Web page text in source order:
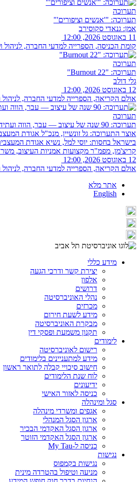
תערוכה
תערוכה: "'אנשים וציפורים'"
אמן: גנאדי סקוסירב
11 באוגוסט 2026, 12:00
קומת הכניסה, הספרייה למדעי החברה, לניהול
תערוכה
תערוכה: "Burnout 22"
גלי דולב
12 באוגוסט 2026, 12:00
אולם הקריאה, הספרייה למדעי החברה, לניהול
תערוכה
תערוכה: 90 שנה של עיצוב — עבר, הווה ועתיד
אוצר התערוכה: גל זונשיין, מנכ"ל אגודת
בישראל בחסות: יוסי למל, נשיא אגודת
קריצ'מן, מפמ"ר מקצועות אמניות העיצוב,
12 באוגוסט 2026, 12:00
אולם הקריאה, הספרייה למדעי החברה, לניהול
אתר מלא
English
מידע כללי
יצירת קשר ודרכי הגעה
אלפון
דרושים
נהלי האוניברסיטה
מכרזים
מידע לשעת חירום
מבקרת האוניברסיטה
תקנון משמעת ופסקי דין
לימודים
רישום לאוניברסיטה
מידע למתעניינים בלימודים
חישוב סיכויי קבלה לתואר ראשון
לוח שנת הלימודים
ידיעונים
כניסה לאזור האישי
סגל ומינהלה
אגפים ומשרדי מינהלה
ארגון הסגל המנהלי
ארגון הסגל האקדמי הבכיר
ארגון הסגל האקדמי הזוטר
כניסה ל-My Tau
נגישות
נגישות בקמפוס
מניעה וטיפול בהטרדה מינית